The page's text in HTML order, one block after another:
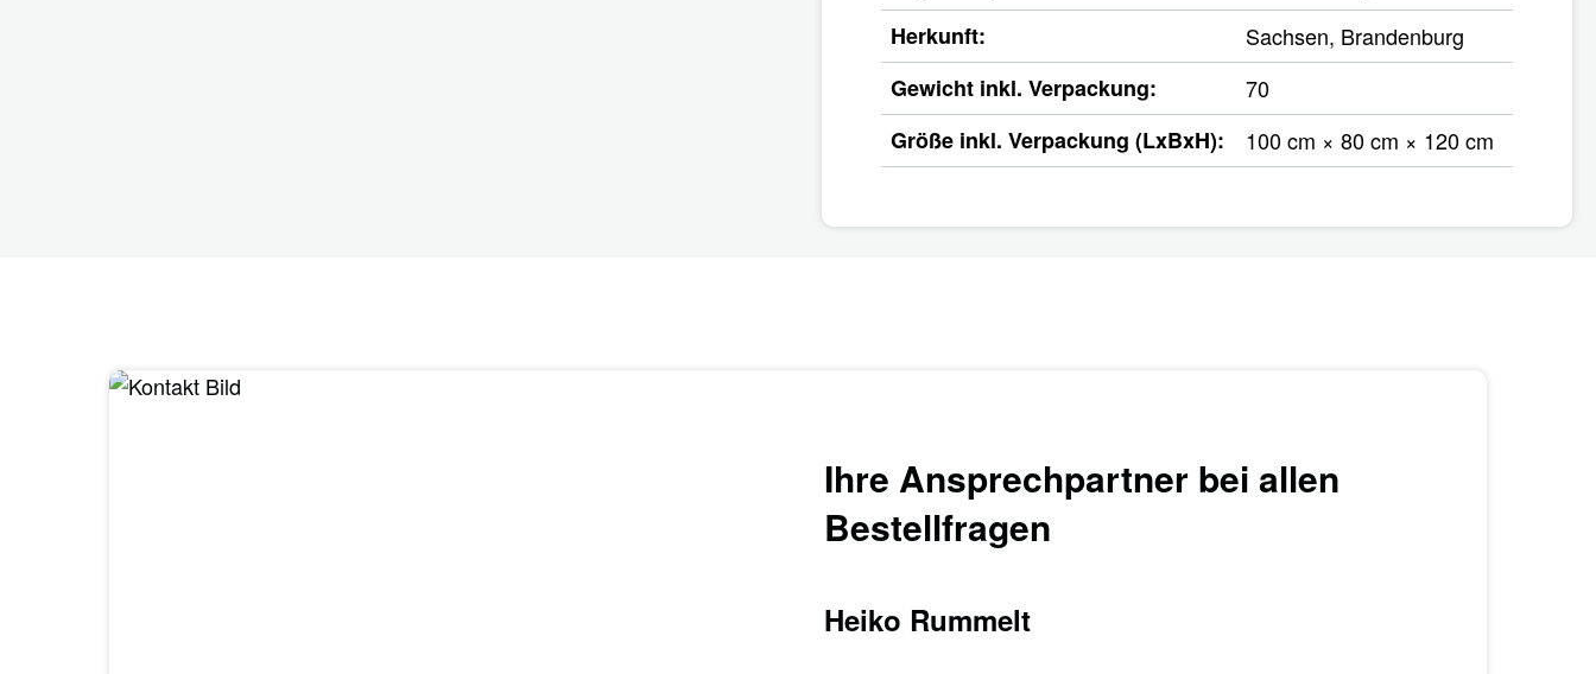
Herkunft:
Sachsen, Brandenburg
Gewicht inkl. Verpackung:
70
Größe inkl. Verpackung (LxBxH):
100 cm × 80 cm × 120 cm
Ihre Ansprechpartner bei allen
Bestellfragen
Heiko Rummelt